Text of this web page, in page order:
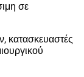
σε
κατασκευαστές